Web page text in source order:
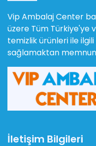
Vip Ambalaj Center
üzere Tüm Türkiye'ye
temizlik ürünleri ile
sağlamaktan
İletişim Bilgileri